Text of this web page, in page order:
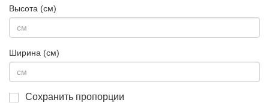
Высота (см)
Ширина (см)
Сохранить пропорции